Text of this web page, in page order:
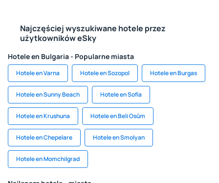
Najczęściej wyszukiwane hotele przez
użytkowników eSky
Hotele en Bulgaria - Popularne miasta
Hotele en Varna Hotele en Sozopol Hotele en Burgas
Hotele en Sunny Beach Hotele en Sofía
Hotele en Krushuna Hotele en Beli Osŭm
Hotele en Chepelare Hotele en Smolyan
Hotele en Momchilgrad